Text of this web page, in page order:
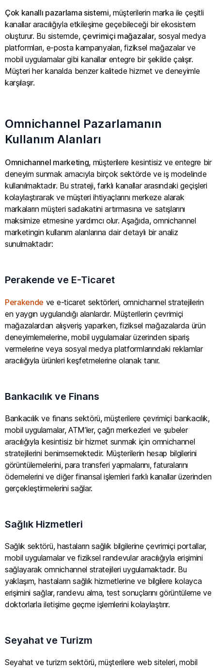
Çok kanallı pazarlama sistemi, müşterilerin marka ile çeşitli
kanallar aracılığıyla etkileşime geçebileceği bir ekosistem
oluşturur. Bu sistemde, çevrimiçi mağazalar, sosyal medya
platformları, e-posta kampanyaları, fiziksel mağazalar ve
mobil uygulamalar gibi kanallar entegre bir şekilde çalışır.
Müşteri her kanalda benzer kalitede hizmet ve deneyimle
karşılaşır.
Omnichannel Pazarlamanın
Kullanım Alanları
Omnichannel marketing, müşterilere kesintisiz ve entegre bir
deneyim sunmak amacıyla birçok sektörde ve iş modelinde
kullanılmaktadır. Bu strateji, farklı kanallar arasındaki geçişleri
kolaylaştırarak ve müşteri ihtiyaçlarını merkeze alarak
markaların müşteri sadakatini artırmasına ve satışlarını
maksimize etmesine yardımcı olur. Aşağıda, omnichannel
marketingin kullanım alanlarına dair detaylı bir analiz
sunulmaktadır:
Perakende ve E-Ticaret
Perakende ve e-ticaret sektörleri, omnichannel stratejilerin
en yaygın uygulandığı alanlardır. Müşterilerin çevrimiçi
mağazalardan alışveriş yaparken, fiziksel mağazalarda ürün
deneyimlemelerine, mobil uygulamalar üzerinden sipariş
vermelerine veya sosyal medya platformlarındaki reklamlar
aracılığıyla ürünleri keşfetmelerine olanak tanır.
Bankacılık ve Finans
Bankacılık ve finans sektörü, müşterilere çevrimiçi bankacılık,
mobil uygulamalar, ATM’ler, çağrı merkezleri ve şubeler
aracılığıyla kesintisiz bir hizmet sunmak için omnichannel
stratejilerini benimsemektedir. Müşterilerin hesap bilgilerini
görüntülemelerini, para transferi yapmalarını, faturalarını
ödemelerini ve diğer finansal işlemleri farklı kanallar üzerinden
gerçekleştirmelerini sağlar.
Sağlık Hizmetleri
Sağlık sektörü, hastaların sağlık bilgilerine çevrimiçi portallar,
mobil uygulamalar ve fiziksel randevular aracılığıyla erişimini
sağlayarak omnichannel stratejileri uygulamaktadır. Bu
yaklaşım, hastaların sağlık hizmetlerine ve bilgilere kolayca
erişimini sağlar, randevu alma, test sonuçlarını görüntüleme ve
doktorlarla iletişime geçme işlemlerini kolaylaştırır.
Seyahat ve Turizm
Seyahat ve turizm sektörü, müşterilere web siteleri, mobil